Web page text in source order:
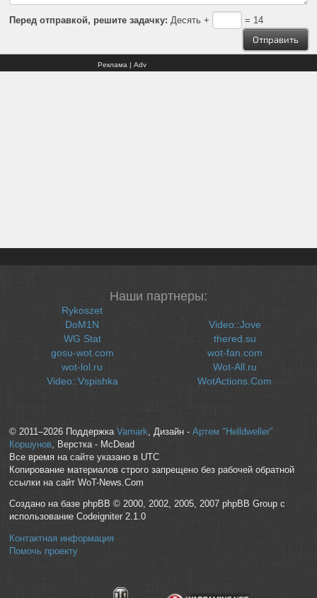
Перед отправкой, решите задачку: Десять + = 14
Реклама | Adv
Наши партнеры:
Rykoszet
DoM1N
WG Stat
gosu-wot.com
wot-lol.ru
Video::Vspishka
Video::Jove
thered.su
wot-fan.com
Wot-All.ru
WotActions.Com
© 2011–2026 Поддержка Vamark, Дизайн - Артем "Helldweller"
Коршунов, Верстка - McDead
Все время на сайте указано в UTC
Копирование материалов строго запрещено без рабочей обратной
ссылки на сайт WoT-News.Com
Создано на базе phpBB © 2000, 2002, 2005, 2007 phpBB Group с
использование Codeigniter 2.1.0
Контактная информация
Помочь проекту